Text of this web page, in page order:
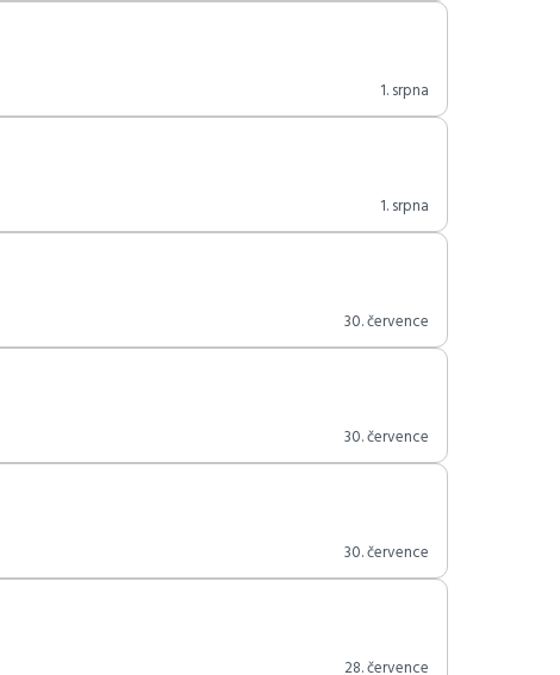
1. srpna
1. srpna
30. července
30. července
30. července
28. července